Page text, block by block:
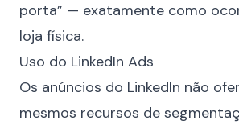
porta” — exatamente como
loja física.
Uso do LinkedIn Ads
Os anúncios do LinkedIn não
mesmos recursos de